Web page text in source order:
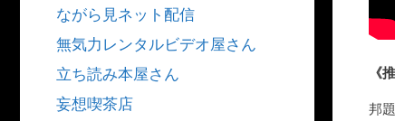
《
邦
ながら見ネット配信
無気力レンタルビデオ屋さん
立ち読み本屋さん
妄想喫茶店